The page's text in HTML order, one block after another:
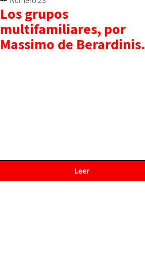
Los grupos
multifamiliares, por
Massimo de Berardinis.
Leer